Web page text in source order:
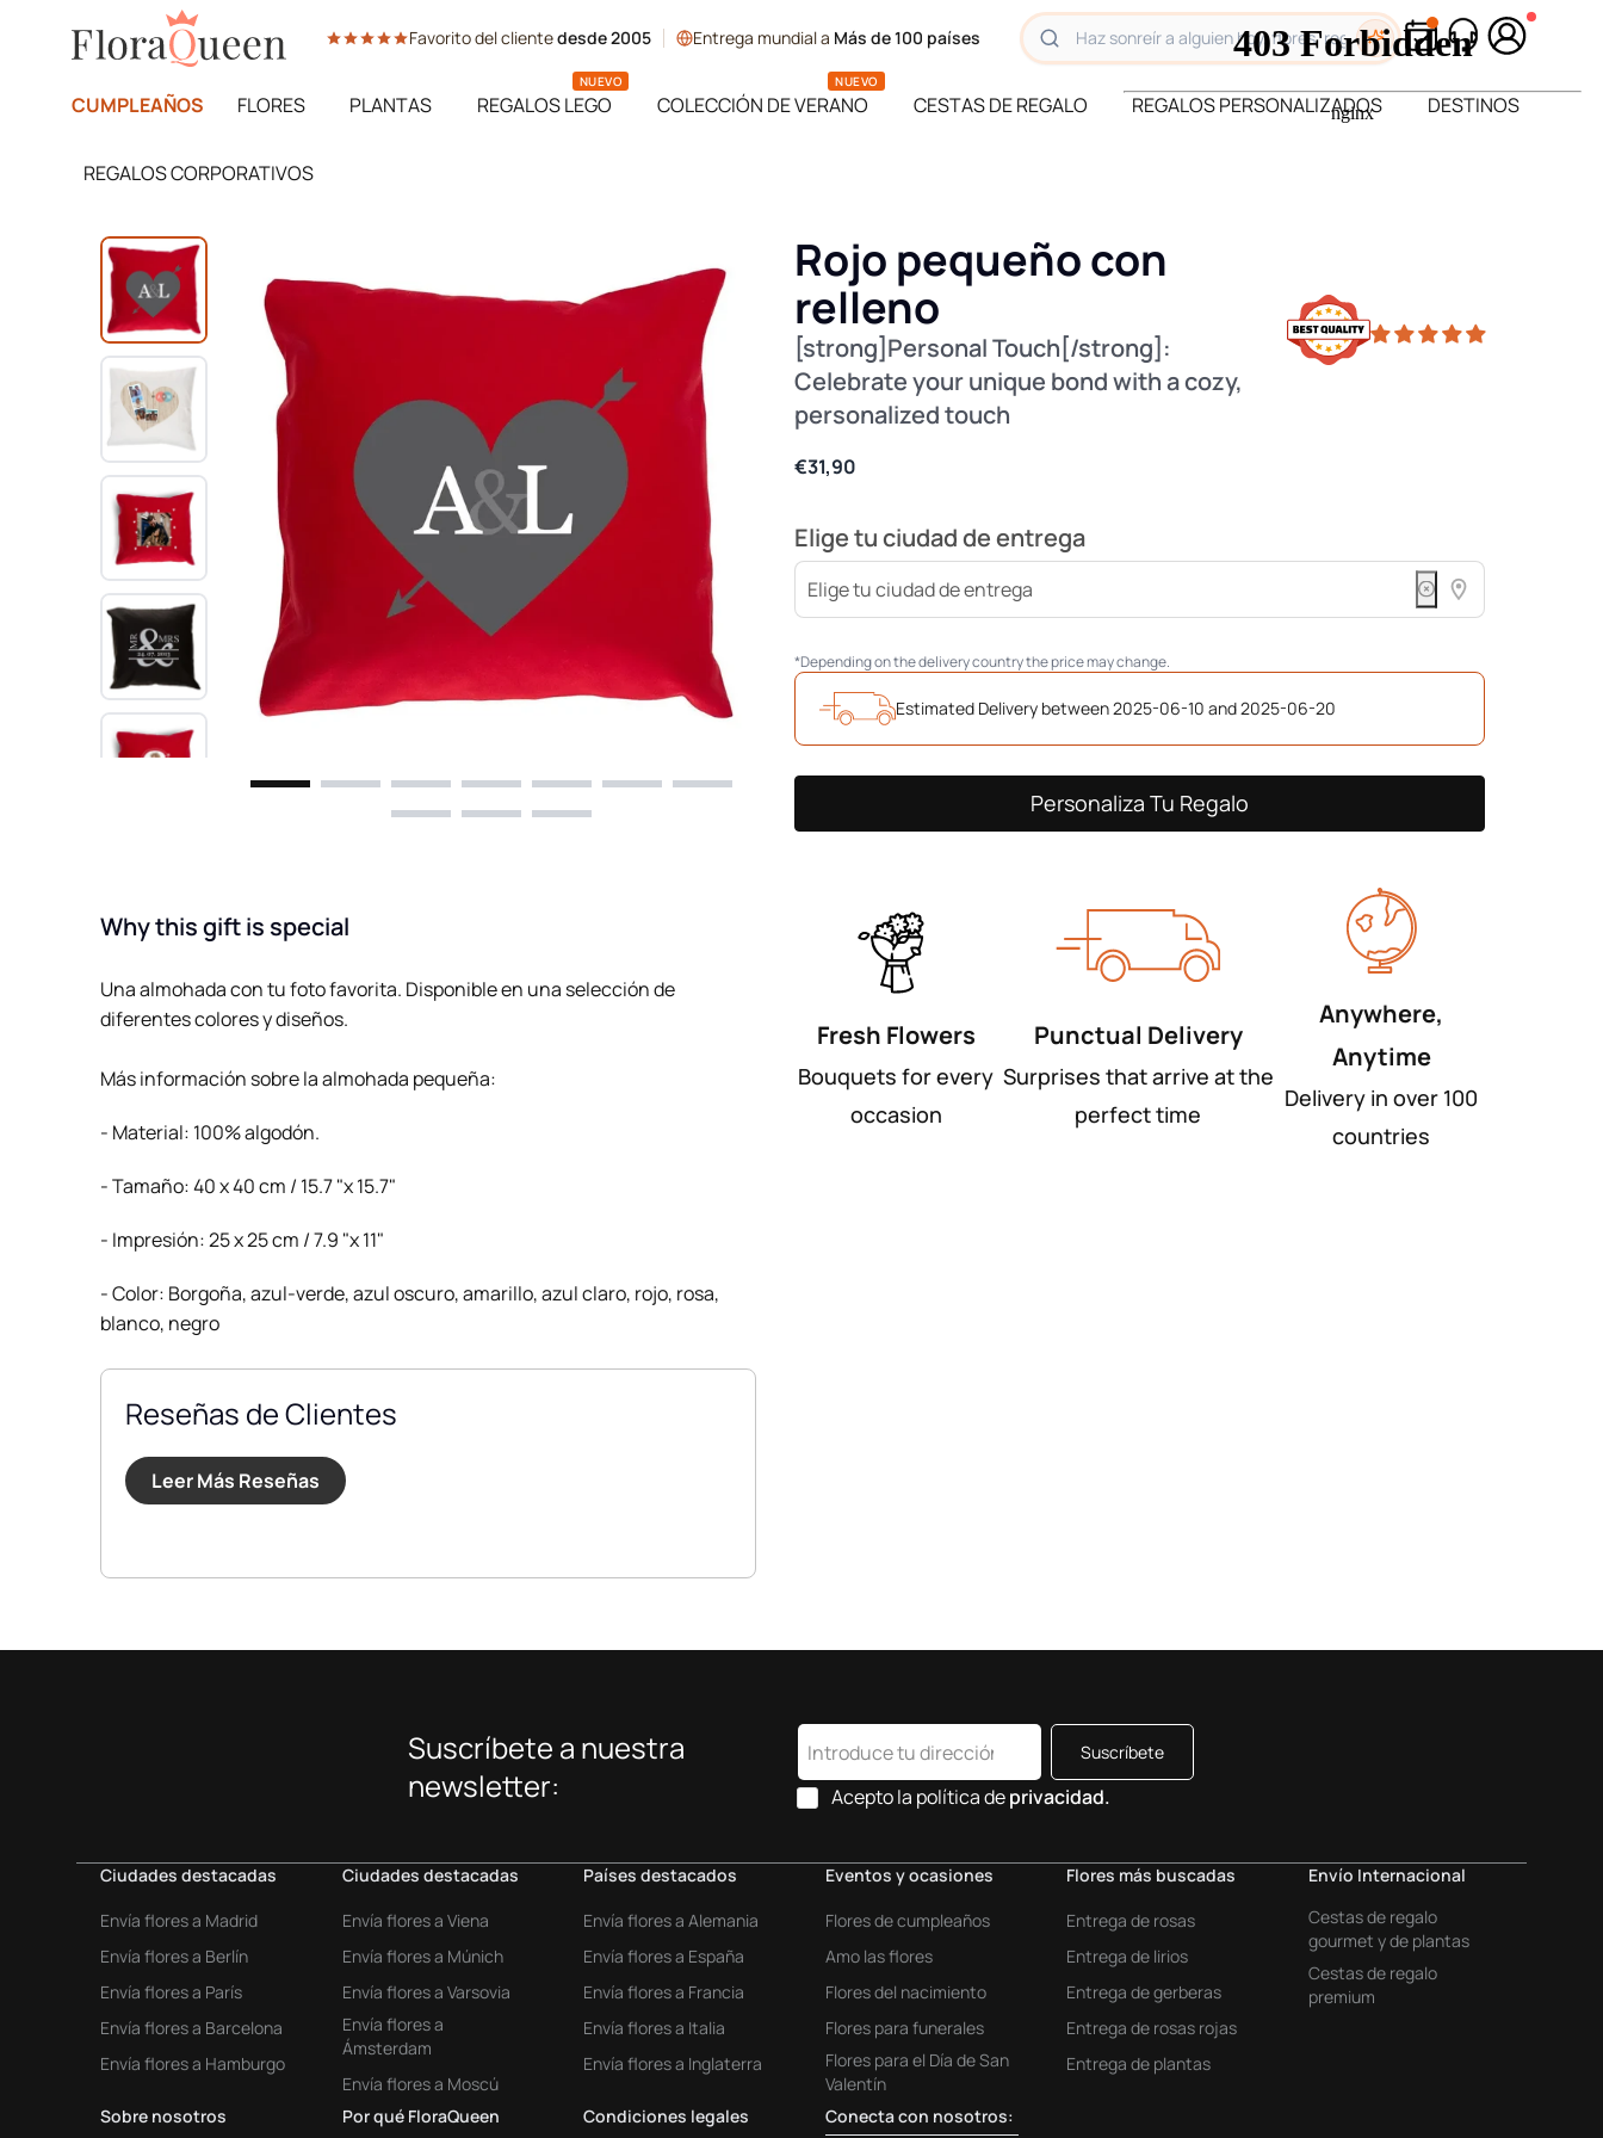
directamente
contenido
Favorito del clientedesde 2005 Entrega mundial a Más de 100 países
CUMPLEAÑOS FLORES PLANTAS REGALOS LEGO
NUEVO
COLECCIÓN DE VERANO
NUEVO
CESTAS DE REGALO REGALOS PERSONALIZADOS DESTINOS
REGALOS CORPORATIVOS
Why this gift is special
Una almohada con tu foto favorita. Disponible en una selección de
diferentes colores y diseños.
Más información sobre la almohada pequeña:
- Material: 100% algodón.
- Tamaño: 40 x 40 cm / 15.7 "x 15.7"
- Impresión: 25 x 25 cm / 7.9 "x 11"
- Color: Borgoña, azul-verde, azul oscuro, amarillo, azul claro, rojo, rosa,
blanco, negro
Reseñas de Clientes
Leer Más Reseñas
Rojo pequeño con
relleno
[strong]Personal Touch[/strong]:
Celebrate your unique bond with a cozy,
personalized touch
€31,90
Elige tu ciudad de entrega
*Depending on the delivery country the price may change.
Estimated Delivery between 2025-06-10 and 2025-06-20
Personaliza Tu Regalo
Fresh Flowers
Bouquets for every
occasion
Punctual Delivery
Surprises that arrive at the
perfect time
Anywhere,
Anytime
Delivery in over 100
countries
Suscríbete a nuestra
newsletter:
Suscríbete
Acepto la política deprivacidad.
Ciudades destacadas
Envía flores a Madrid
Envía flores a Berlín
Envía flores a París
Envía flores a Barcelona
Envía flores a Hamburgo
Ciudades destacadas
Envía flores a Viena
Envía flores a Múnich
Envía flores a Varsovia
Envía flores a
Ámsterdam
Envía flores a Moscú
Países destacados
Envía flores a Alemania
Envía flores a España
Envía flores a Francia
Envía flores a Italia
Envía flores a Inglaterra
Eventos y ocasiones
Flores de cumpleaños
Amo las flores
Flores del nacimiento
Flores para funerales
Flores para el Día de San
Valentín
Flores más buscadas
Entrega de rosas
Entrega de lirios
Entrega de gerberas
Entrega de rosas rojas
Entrega de plantas
Envío Internacional
Cestas de regalo
gourmet y de plantas
Cestas de regalo
premium
Sobre nosotros Por qué FloraQueen Condiciones legales Conecta con nosotros: